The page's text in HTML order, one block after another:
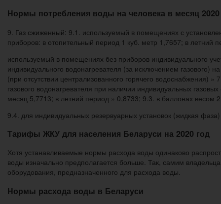
Нормы потребления воды на человека в месяц 2020
9. Газ сжиженный: 9.1. используемый в помещениях с
приборов: в отопительный период 1 куб. метр 1,7657; в летний
используемый в помещениях без приборов индивидуального
индивидуального водонагревателя (за исключением газового)
(при отсутствии централизованного горячего водоснабжения)
газового водонагревателя при наличии индивидуальных
месяц 5,7713; в летний период » 0,8733; 9.3. в баллонах весом
9.4. для индивидуальных резервуарных установок (жидкая
Тарифы ЖКУ для населения Беларуси на 2020 год
Хотя устанавливаемые нормы расхода воды одинаково
воды изначально предполагается больше. Так, самим
оборудования, предназначенного для расхода воды.
Нормы расхода воды в Беларуси